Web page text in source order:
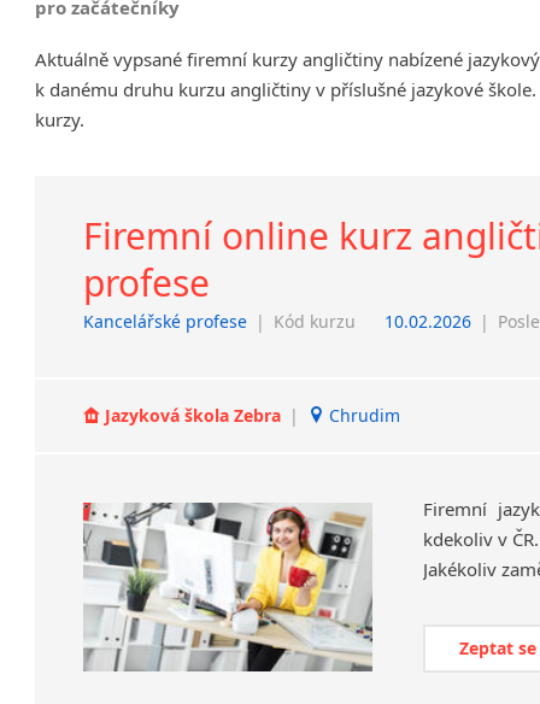
Děčín
Hodonín
Prostějov
Sedlčany
Tišnov
Vysoká nad Labem
pro začátečníky
Aktuálně vypsané firemní kurzy angličtiny nabízené
k danému druhu kurzu angličtiny v příslušné jazykové
kurzy.
Firemní online kurz
profese
Kancelářské profese | Kód kurzu 10.02.2026 |
Jazyková škola Zebra | Chrudim
Firemní
kdekoliv v
Zeptat